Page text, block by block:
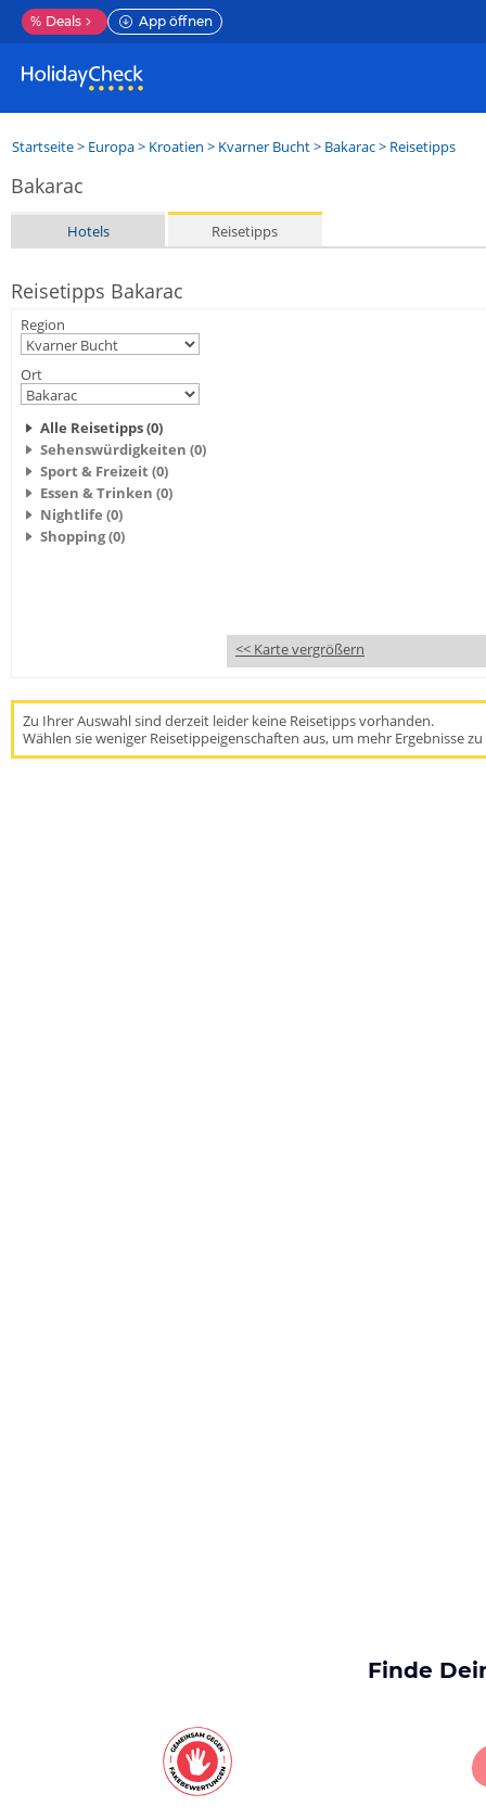
% Deals App öffnen
Startseite> Europa> Kroatien > Kvarner Bucht> Bakarac> Reisetipps
Bakarac
Hotels Reisetipps
Reisetipps Bakarac
Region
Ort
Alle Reisetipps (0)
Sehenswürdigkeiten (0)
Sport & Freizeit (0)
Essen & Trinken (0)
Nightlife (0)
Shopping (0)
<< Karte vergrößern
Zu Ihrer Auswahl sind derzeit leider keine Reisetipps vorhanden.
Wählen sie weniger Reisetippeigenschaften aus, um mehr Ergebnisse
Finde